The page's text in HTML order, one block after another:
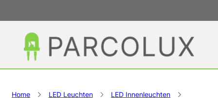
Home LED Leuchten
LED Innenleuchten